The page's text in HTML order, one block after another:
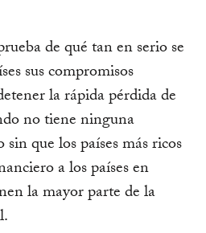
de qué tan en serio se
sus compromisos
la rápida pérdida de
no tiene ninguna
que los países más ricos
a los países en
la mayor parte de la